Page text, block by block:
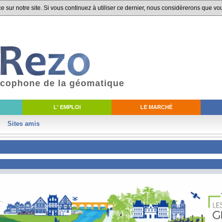
sur notre site. Si vous continuez à utiliser ce dernier, nous considèrerons que
L' EMPLOI LE MARCHÉ
Sites amis
de la géomatique